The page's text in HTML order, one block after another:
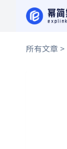
所有文章 >